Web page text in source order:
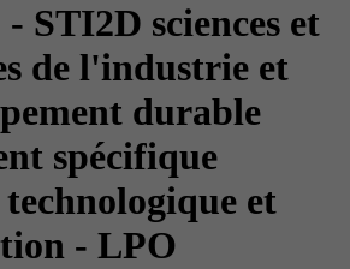
STI2D sciences et
de l'industrie et
durable
spécifique
et
- LPO